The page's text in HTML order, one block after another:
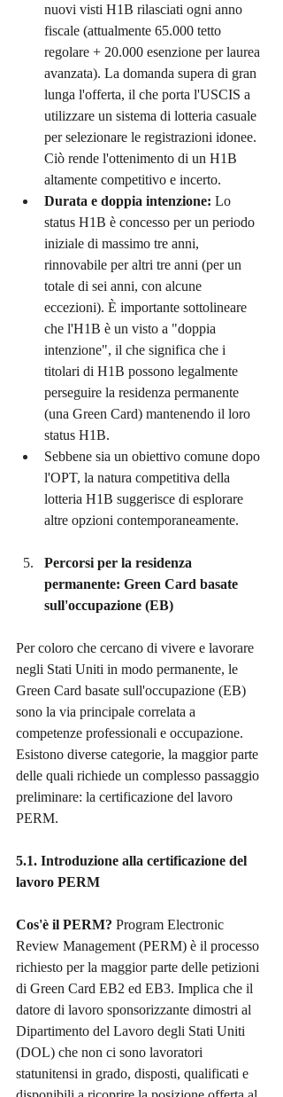
nuovi visti H1B rilasciati ogni anno
fiscale (attualmente 65.000 tetto
regolare + 20.000 esenzione per laurea
avanzata). La domanda supera di gran
lunga l'offerta, il che porta l'USCIS a
utilizzare un sistema di lotteria casuale
per selezionare le registrazioni idonee.
Ciò rende l'ottenimento di un H1B
altamente competitivo e incerto.
Durata e doppia intenzione: Lo
status H1B è concesso per un periodo
iniziale di massimo tre anni,
rinnovabile per altri tre anni (per un
totale di sei anni, con alcune
eccezioni). È importante sottolineare
che l'H1B è un visto a "doppia
intenzione", il che significa che i
titolari di H1B possono legalmente
perseguire la residenza permanente
(una Green Card) mantenendo il loro
status H1B.
Sebbene sia un obiettivo comune dopo
l'OPT, la natura competitiva della
lotteria H1B suggerisce di esplorare
altre opzioni contemporaneamente.
Percorsi per la residenza
permanente: Green Card basate
sull'occupazione (EB)
Per coloro che cercano di vivere e lavorare
negli Stati Uniti in modo permanente, le
Green Card basate sull'occupazione (EB)
sono la via principale correlata a
competenze professionali e occupazione.
Esistono diverse categorie, la maggior parte
delle quali richiede un complesso passaggio
preliminare: la certificazione del lavoro
PERM.
5.1. Introduzione alla certificazione del
lavoro PERM
Cos'è il PERM? Program Electronic
Review Management (PERM) è il processo
richiesto per la maggior parte delle petizioni
di Green Card EB2 ed EB3. Implica che il
datore di lavoro sponsorizzante dimostri al
Dipartimento del Lavoro degli Stati Uniti
(DOL) che non ci sono lavoratori
statunitensi in grado, disposti, qualificati e